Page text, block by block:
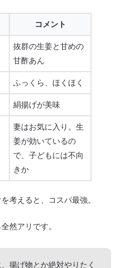
コメント
抜群の生姜と甘めの
甘酢あん
ふっくら、ほくほく
絹揚げが美味
妻はお気に入り。生
姜が効いているの
で、子どもには不向
きか
考えると、コスパ最強。
然アリです。
揚げ物とか絶対やりたく